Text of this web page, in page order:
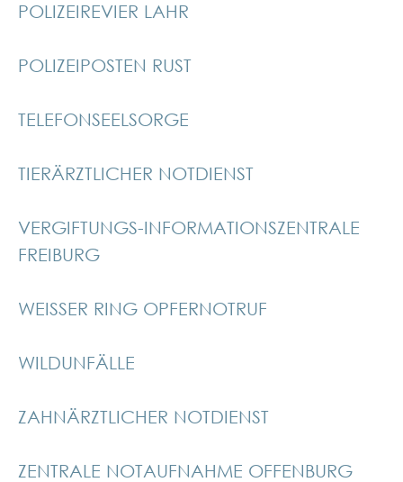
POLIZEIREVIER LAHR
POLIZEIPOSTEN RUST
TELEFONSEELSORGE
TIERÄRZTLICHER NOTDIENST
VERGIFTUNGS-INFORMATIONSZENTRALE
FREIBURG
WEISSER RING OPFERNOTRUF
WILDUNFÄLLE
ZAHNÄRZTLICHER NOTDIENST
ZENTRALE NOTAUFNAHME OFFENBURG